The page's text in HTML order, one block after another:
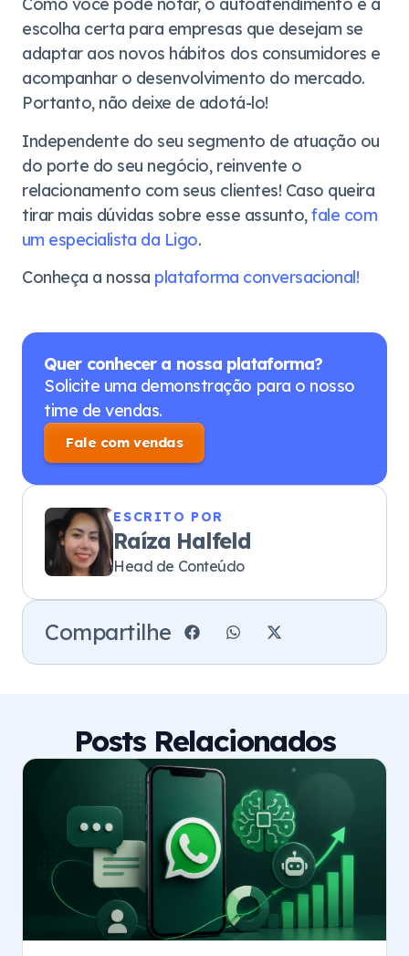
Como você pode notar, o autoatendimento é a
escolha certa para empresas que desejam se
adaptar aos novos hábitos dos consumidores e
acompanhar o desenvolvimento do mercado.
Portanto, não deixe de adotá-lo!
Independente do seu segmento de atuação ou
do porte do seu negócio, reinvente o
relacionamento com seus clientes! Caso queira
tirar mais dúvidas sobre esse assunto,fale com
um especialista da Ligo.
Conheça a nossa plataforma conversacional!
Quer conhecer a nossa plataforma?
Solicite uma demonstração para o nosso
time de vendas.
Fale com vendas
ESCRITO POR
Raíza Halfeld
Head de Conteúdo
Compartilhe
Posts Relacionados